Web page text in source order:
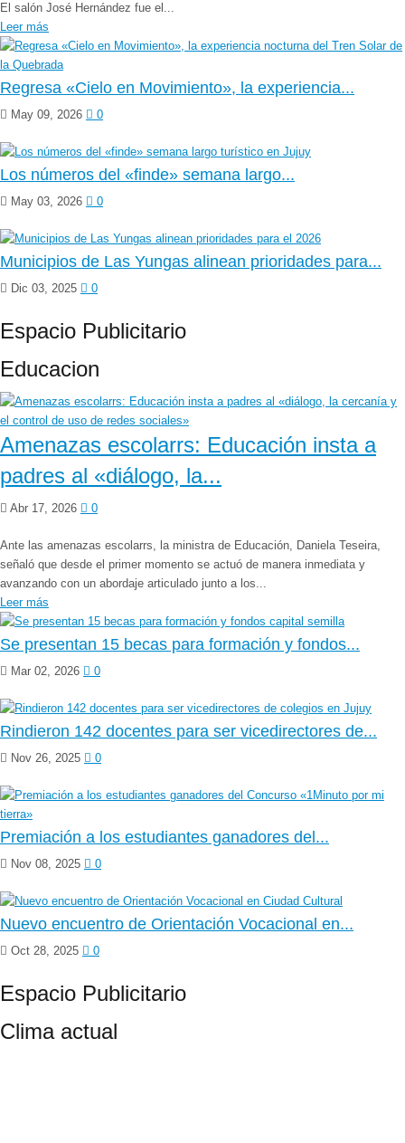
El salón José Hernández fue el...
Leer más
Regresa «Cielo en Movimiento», la experiencia...
May 09, 2026 0
Los números del «finde» semana largo...
May 03, 2026 0
Municipios de Las Yungas alinean prioridades para...
Dic 03, 2025 0
Espacio Publicitario
Educacion
Amenazas escolarrs: Educación insta a
padres al «diálogo, la...
Abr 17, 2026 0
Ante las amenazas escolarrs, la ministra de Educación, Daniela Teseira,
señaló que desde el primer momento se actuó de manera inmediata y
avanzando con un abordaje articulado junto a los...
Leer más
Se presentan 15 becas para formación y fondos...
Mar 02, 2026 0
Rindieron 142 docentes para ser vicedirectores de...
Nov 26, 2025 0
Premiación a los estudiantes ganadores del...
Nov 08, 2025 0
Nuevo encuentro de Orientación Vocacional en...
Oct 28, 2025 0
Espacio Publicitario
Clima actual